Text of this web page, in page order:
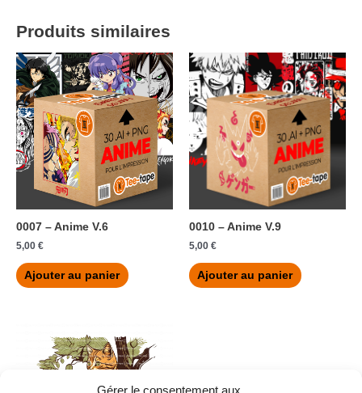
Gérer le consentement aux
Produits similaires
0007 – Anime V.6
5,00 €
Ajouter au panier
0010 – Anime V.9
5,00 €
Ajouter au panier